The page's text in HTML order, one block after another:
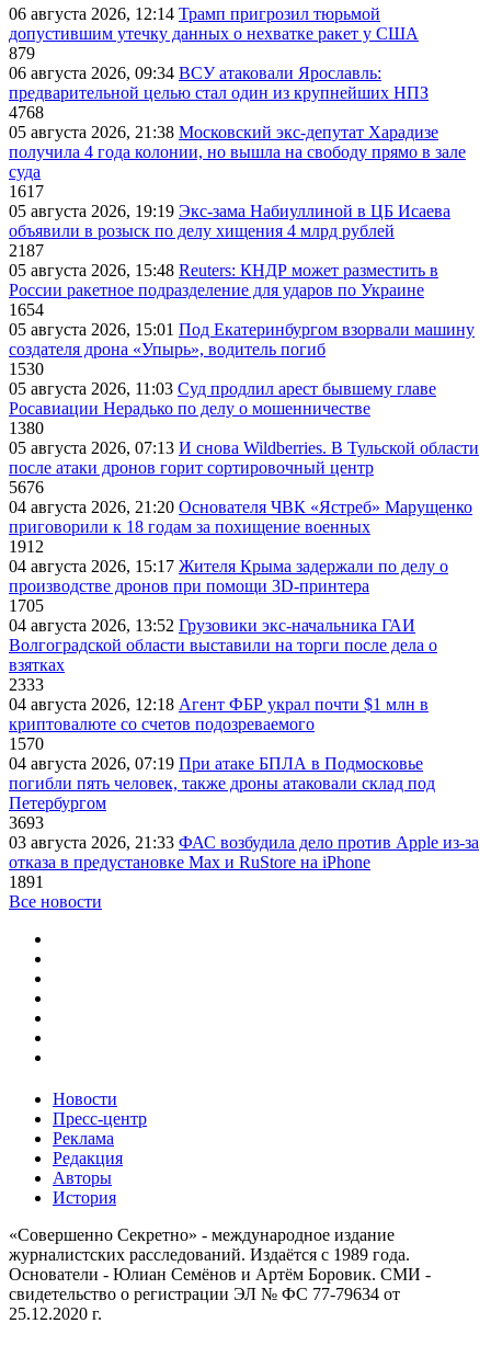
06 августа 2026, 12:14 Трамп пригрозил тюрьмой
допустившим утечку данных о нехватке ракет у США
879
06 августа 2026, 09:34 ВСУ атаковали Ярославль:
предварительной целью стал один из крупнейших НПЗ
4768
05 августа 2026, 21:38 Московский экс-депутат Харадизе
получила 4 года колонии, но вышла на свободу прямо в зале
суда
1617
05 августа 2026, 19:19 Экс-зама Набиуллиной в ЦБ Исаева
объявили в розыск по делу хищения 4 млрд рублей
2187
05 августа 2026, 15:48 Reuters: КНДР может разместить в
России ракетное подразделение для ударов по Украине
1654
05 августа 2026, 15:01 Под Екатеринбургом взорвали машину
создателя дрона «Упырь», водитель погиб
1530
05 августа 2026, 11:03 Суд продлил арест бывшему главе
Росавиации Нерадько по делу о мошенничестве
1380
05 августа 2026, 07:13 И снова Wildberries. В Тульской области
после атаки дронов горит сортировочный центр
5676
04 августа 2026, 21:20 Основателя ЧВК «Ястреб» Марущенко
приговорили к 18 годам за похищение военных
1912
04 августа 2026, 15:17 Жителя Крыма задержали по делу о
производстве дронов при помощи 3D‑принтера
1705
04 августа 2026, 13:52 Грузовики экс-начальника ГАИ
Волгоградской области выставили на торги после дела о
взятках
2333
04 августа 2026, 12:18 Агент ФБР украл почти $1 млн в
криптовалюте со счетов подозреваемого
1570
04 августа 2026, 07:19 При атаке БПЛА в Подмосковье
погибли пять человек, также дроны атаковали склад под
Петербургом
3693
03 августа 2026, 21:33 ФАС возбудила дело против Apple из-за
отказа в предустановке Max и RuStore на iPhone
1891
Все новости
Новости
Пресс-центр
Реклама
Редакция
Авторы
История
«Совершенно Секретно» - международное издание
журналистских расследований. Издаётся с 1989 года.
Основатели - Юлиан Семёнов и Артём Боровик. CМИ -
свидетельство о регистрации ЭЛ № ФС 77-79634 от
25.12.2020 г.